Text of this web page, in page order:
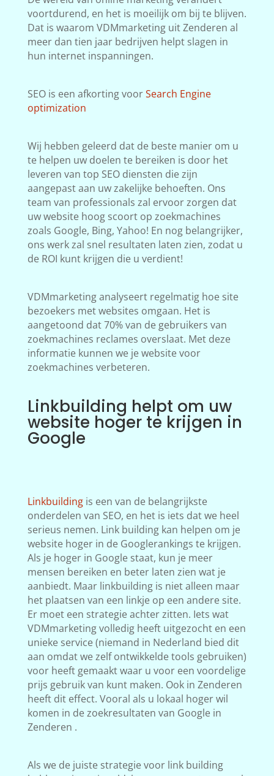
voortdurend, en het is moeilijk om bij te blijven.
Dat is waarom VDMmarketing uit Zenderen al
meer dan tien jaar bedrijven helpt slagen in
hun internet inspanningen.
SEO is een afkorting voorSearch Engine
optimization
Wij hebben geleerd dat de beste manier om u
te helpen uw doelen te bereiken is door het
leveren van top SEO diensten die zijn
aangepast aan uw zakelijke behoeften. Ons
team van professionals zal ervoor zorgen dat
uw website hoog scoort op zoekmachines
zoals Google, Bing, Yahoo! En nog belangrijker,
ons werk zal snel resultaten laten zien, zodat u
de ROI kunt krijgen die u verdient!
VDMmarketing analyseert regelmatig hoe site
bezoekers met websites omgaan. Het is
aangetoond dat 70% van de gebruikers van
zoekmachines reclames overslaat. Met deze
informatie kunnen we je website voor
zoekmachines verbeteren.
Linkbuilding helpt om uw
website hoger te krijgen in
Google
Linkbuildingis een van de belangrijkste
onderdelen van SEO, en het is iets dat we heel
serieus nemen. Link building kan helpen om je
website hoger in de Googlerankings te krijgen.
Als je hoger in Google staat, kun je meer
mensen bereiken en beter laten zien wat je
aanbiedt. Maar linkbuilding is niet alleen maar
het plaatsen van een linkje op een andere site.
Er moet een strategie achter zitten. Iets wat
VDMmarketing volledig heeft uitgezocht en een
unieke service (niemand in Nederland bied dit
aan omdat we zelf ontwikkelde tools gebruiken)
voor heeft gemaakt waar u voor een voordelige
prijs gebruik van kunt maken. Ook in Zenderen
heeft dit effect. Vooral als u lokaal hoger wil
komen in de zoekresultaten van Google in
Zenderen .
Als we de juiste strategie voor link building